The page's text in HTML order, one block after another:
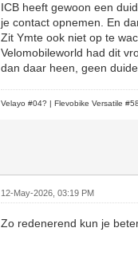
ICB heeft gewoon een
je contact opnemen. En
Zit Ymte ook niet op te
Velomobileworld had dit
dan daar heen, geen
Velayo #04? | Flevobike Versatile
12-May-2026, 03:19 PM
Zo redenerend kun je